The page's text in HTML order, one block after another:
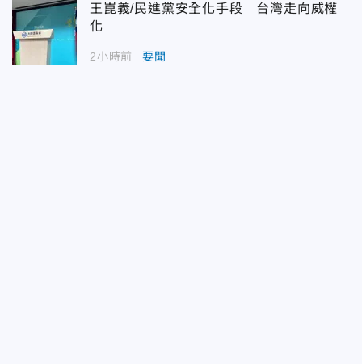
王崑義/民進黨安全化手段 台灣走向威權
化
2小時前 要聞